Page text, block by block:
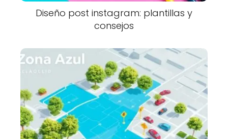
Diseño post instagram: plantillas y
consejos